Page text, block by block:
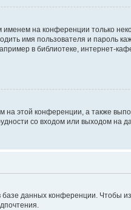
именем на конференции только
имя пользователя и пароль
в библиотеке, интернет-
этой конференции, а также
со входом или выходом на
данных конференции. Чтобы